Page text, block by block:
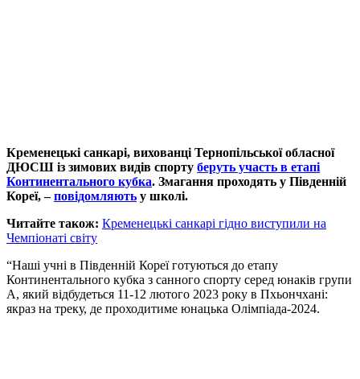
Кременецькі санкарі, вихованці Тернопільської обласної
ДЮСШ із зимових видів спорту беруть участь в етапі
Континентального кубка. Змагання проходять у Південній
Кореї, –повідомляють у школі.
Читайте також: Кременецькі санкарі гідно виступили на
Чемпіонаті світу
“Наші учні в Південній Кореї готуються до етапу
Континентального кубка з санного спорту серед юнаків групи
А, який відбудеться 11-12 лютого 2023 року в Пхьончхані:
якраз на треку, де проходитиме юнацька Олімпіада-2024.